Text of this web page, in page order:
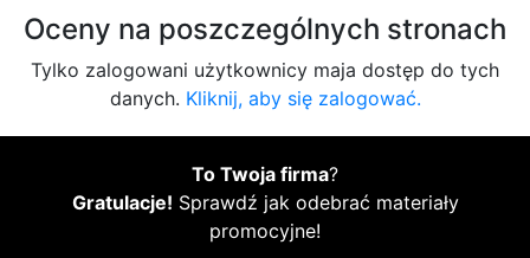
Oceny na poszczególnych stronach
Tylko zalogowani użytkownicy maja dostęp do tych
danych. Kliknij, aby się zalogować.
To Twoja firma?
Gratulacje! Sprawdź jak odebrać materiały
promocyjne!